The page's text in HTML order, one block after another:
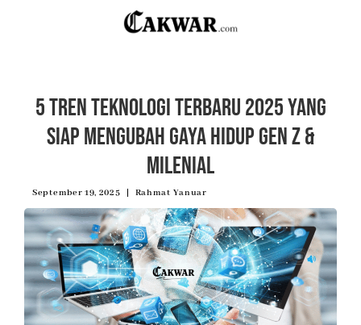
5 Tren Teknologi Terbaru 2025 yang
Siap Mengubah Gaya Hidup Gen Z &
Milenial
September 19, 2025 Rahmat Yanuar